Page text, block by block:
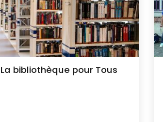
La bibliothèque pour Tous